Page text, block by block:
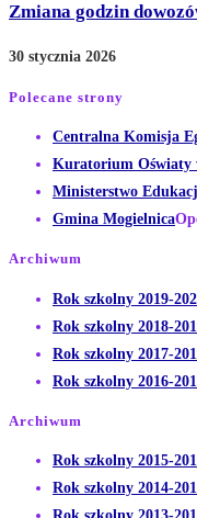
Zmiana godzin
30 stycznia 2026
Polecane strony
Centralna Komisja
Kuratorium Oświaty
Ministerstwo
Gmina Mogielnica
Archiwum
Rok szkolny 2019-
Rok szkolny 2018-
Rok szkolny 2017-
Rok szkolny 2016-
Archiwum
Rok szkolny 2015-
Rok szkolny 2014-